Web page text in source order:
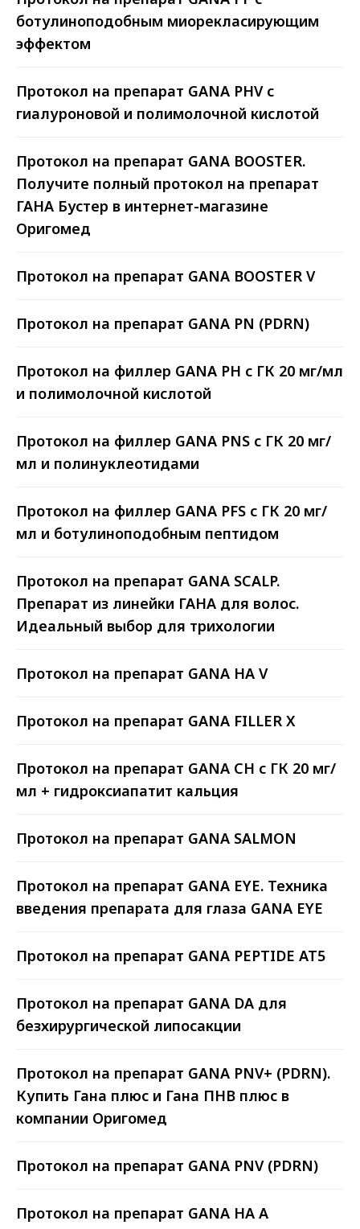
ботулиноподобным миорекласирующим
эффектом
Протокол на препарат GANA PHV с
гиалуроновой и полимолочной кислотой
Протокол на препарат GANA BOOSTER.
Получите полный протокол на препарат
ГАНА Бустер в интернет-магазине
Оригомед
Протокол на препарат GANA BOOSTER V
Протокол на препарат GANA PN (PDRN)
Протокол на филлер GANA PH с ГК 20 мг/мл
и полимолочной кислотой
Протокол на филлер GANA PNS с ГК 20 мг/
мл и полинуклеотидами
Протокол на филлер GANA PFS с ГК 20 мг/
мл и ботулиноподобным пептидом
Протокол на препарат GANA SCALP.
Препарат из линейки ГАНА для волос.
Идеальный выбор для трихологии
Протокол на препарат GANA HA V
Протокол на препарат GANA FILLER X
Протокол на препарат GANA CH с ГК 20 мг/
мл + гидроксиапатит кальция
Протокол на препарат GANA SALMON
Протокол на препарат GANA EYE. Техника
введения препарата для глаза GANA EYE
Протокол на препарат GANA PEPTIDE AT5
Протокол на препарат GANA DA для
безхирургической липосакции
Протокол на препарат GANA PNV+ (PDRN).
Купить Гана плюс и Гана ПНВ плюс в
компании Оригомед
Протокол на препарат GANA PNV (PDRN)
Протокол на препарат GANA HA A
>9 ЛЕТ ОПЫТА
опыт, на котором учимся и
становимся лучше для вас.
лицензирована и имеет
ЛУЧШИЕ ЦЕНЫ
лицензированные мезонити на
рынке России. Это касается и
и сервиса, и стоимости.
На начало 2023 года нам
косметологических центров.
Вы получаете свежую продукцию,
только выпущенную с завода, а
складских остатков.
в срок. Доставляем любой
клиникам, косметологическим
центра и частным косметологам -
получать сертифицированные,
препараты в кратчайшие сроки.
С 2014 года нами были поставлены
тысячам клиентов по всей России!